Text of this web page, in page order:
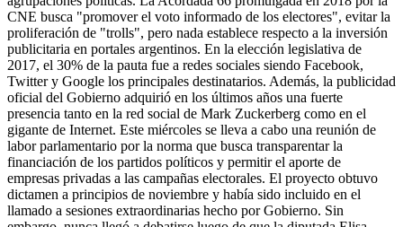
CNE busca "promover el voto informado de los electores", evitar la
proliferación de "trolls", pero nada establece respecto a la inversión
publicitaria en portales argentinos. En la elección legislativa de
2017, el 30% de la pauta fue a redes sociales siendo Facebook,
Twitter y Google los principales destinatarios. Además, la publicidad
oficial del Gobierno adquirió en los últimos años una fuerte
presencia tanto en la red social de Mark Zuckerberg como en el
gigante de Internet. Este miércoles se lleva a cabo una reunión de
labor parlamentario por la norma que busca transparentar la
financiación de los partidos políticos y permitir el aporte de
empresas privadas a las campañas electorales. El proyecto obtuvo
dictamen a principios de noviembre y había sido incluido en el
llamado a sesiones extraordinarias hecho por Gobierno. Sin